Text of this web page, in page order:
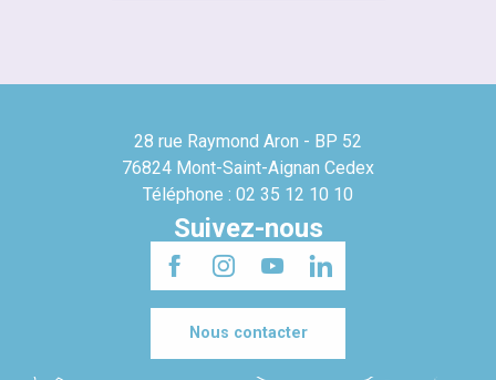
28 rue Raymond Aron - BP 52
76824 Mont-Saint-Aignan Cedex
Téléphone : 02 35 12 10 10
Suivez-nous
Nous contacter